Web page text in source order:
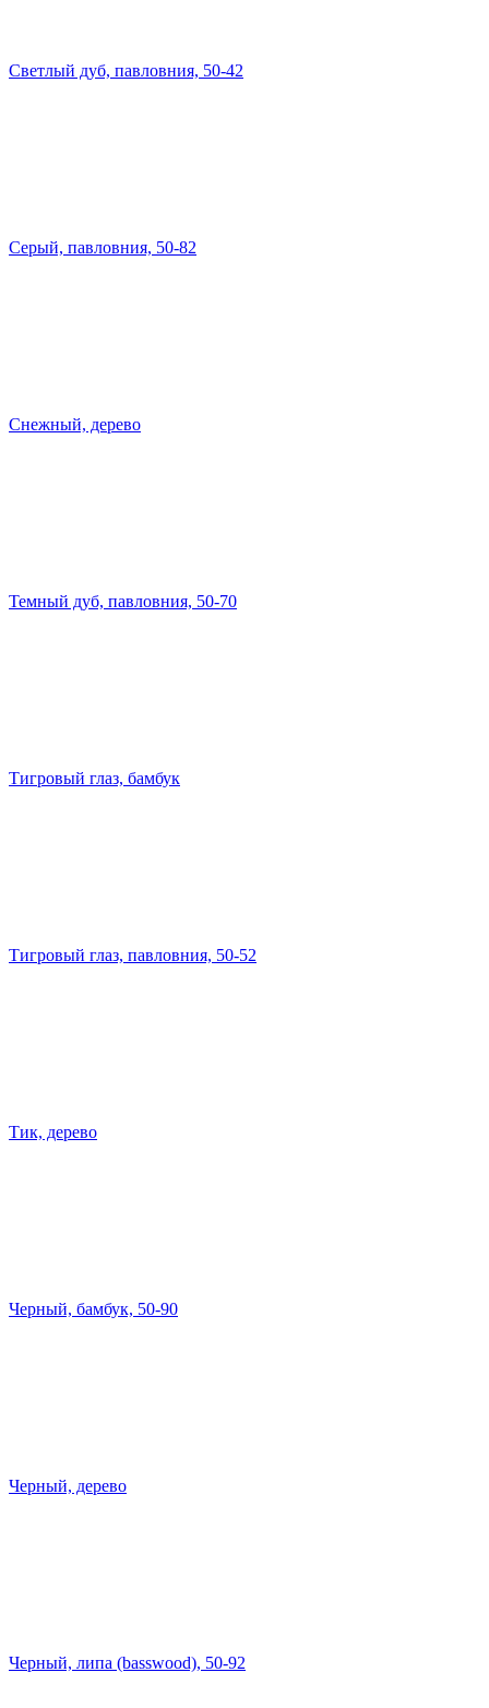
Светлый дуб, павловния, 50-42
Серый, павловния, 50-82
Снежный, дерево
Темный дуб, павловния, 50-70
Тигровый глаз, бамбук
Тигровый глаз, павловния, 50-52
Тик, дерево
Черный, бамбук, 50-90
Черный, дерево
Черный, липа (basswood), 50-92